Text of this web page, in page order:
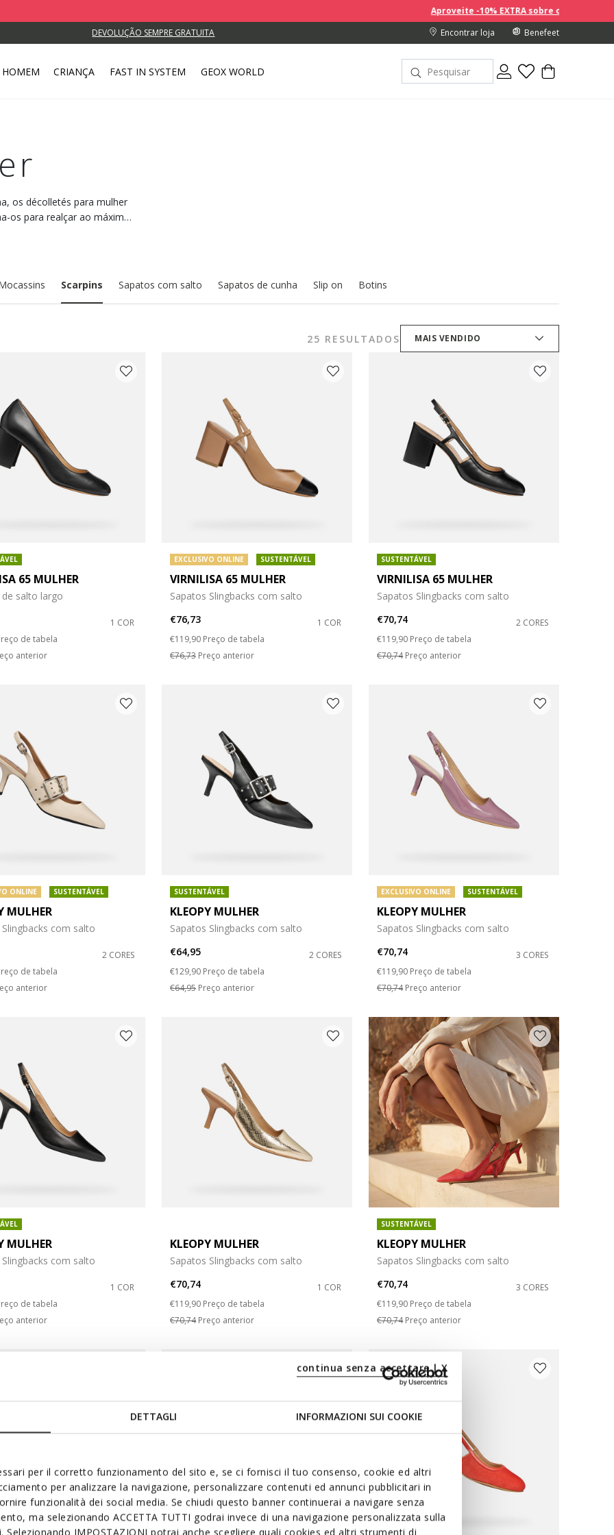
DETTAGLI INFORMAZIONI SUI COOKIE
per il corretto funzionamento del sito e, se ci fornisci il tuo consenso, cookie ed altri
per analizzare la navigazione, personalizzare contenuti ed annunci pubblicitari in
funzionalità dei social media. Se chiudi questo banner continuerai a navigare senza
ma selezionando ACCETTA TUTTI godrai invece di una navigazione personalizzata sulla
Selezionando IMPOSTAZIONI potrai anche scegliere quali cookies ed altri strumenti di
continua senza accettare | X
Aproveite -10% EXTRA sobre os preços com desconto na
DEVOLUÇÃO SEMPRE GRATUITA Encontrar loja Benefeet
HOMEM CRIANÇA FAST IN SYSTEM GEOX WORLD
os décolletés para mulher
os para realçar ao máximo
Scarpins Sapatos com salto Sapatos de cunha Slip on Botins
25 RESULTADOS MAIS VENDIDO
36,5
do sapato: 37
38,5
do sapato: 39
41
do sapato: 42
65 MULHER
salto largo
1 COR
from
de tabela
anterior
EXCLUSIVO ONLINE SUSTENTÁVEL
VIRNILISA 65 MULHER
Sapatos Slingbacks com salto
€76,73
1 COR
Price reduced from
€119,90 to
Preço de tabela
€76,73Preço anterior
SUSTENTÁVEL
VIRNILISA 65 MULHER
Sapatos Slingbacks com salto
€70,74
2 CORES
Price reduced from
€119,90 to
Preço de tabela
€70,74Preço anterior
ONLINE SUSTENTÁVEL
MULHER
com salto
2 CORES
from
de tabela
anterior
SUSTENTÁVEL
KLEOPY MULHER
Sapatos Slingbacks com salto
€64,95
2 CORES
Price reduced from
€129,90 to
Preço de tabela
€64,95Preço anterior
EXCLUSIVO ONLINE SUSTENTÁVEL
KLEOPY MULHER
Sapatos Slingbacks com salto
€70,74
3 CORES
Price reduced from
€119,90 to
Preço de tabela
€70,74Preço anterior
MULHER
com salto
1 COR
from
de tabela
anterior
KLEOPY MULHER
Sapatos Slingbacks com salto
€70,74
1 COR
Price reduced from
€119,90 to
Preço de tabela
€70,74Preço anterior
SUSTENTÁVEL
KLEOPY MULHER
Sapatos Slingbacks com salto
€70,74
3 CORES
Price reduced from
€119,90 to
Preço de tabela
€70,74Preço anterior